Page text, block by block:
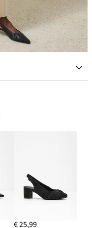
€ 25,99